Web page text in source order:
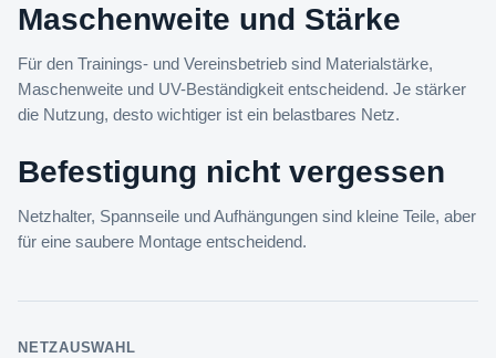
Maschenweite und Stärke
Für den Trainings- und Vereinsbetrieb sind Materialstärke,
Maschenweite und UV-Beständigkeit entscheidend. Je stärker
die Nutzung, desto wichtiger ist ein belastbares Netz.
Befestigung nicht vergessen
Netzhalter, Spannseile und Aufhängungen sind kleine Teile, aber
für eine saubere Montage entscheidend.
NETZAUSWAHL